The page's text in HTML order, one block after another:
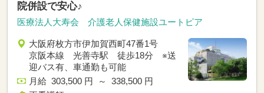
院併設で安心♪
医療法人大寿会 介護老人保健施設ユートピア
大阪府枚方市伊加賀西町47番1号
京阪本線 光善寺駅 徒歩18分 ※送
迎バス有、車通勤も可能
月給 303,500 円 ～ 338,500 円